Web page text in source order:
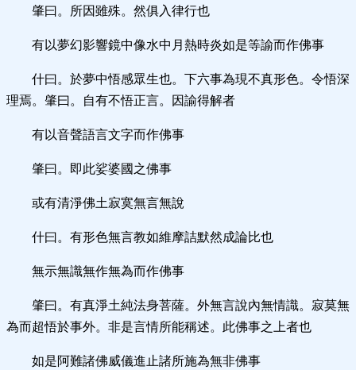
肇曰。所因雖殊。然俱入律行也
有以夢幻影響鏡中像水中月熱時炎如是等諭而作佛事
什曰。於夢中悟感眾生也。下六事為現不真形色。令悟深
理焉。肇曰。自有不悟正言。因諭得解者
有以音聲語言文字而作佛事
肇曰。即此娑婆國之佛事
或有清淨佛土寂寞無言無說
什曰。有形色無言教如維摩詰默然成論比也
無示無識無作無為而作佛事
肇曰。有真淨土純法身菩薩。外無言說內無情識。寂莫無
為而超悟於事外。非是言情所能稱述。此佛事之上者也
如是阿難諸佛威儀進止諸所施為無非佛事